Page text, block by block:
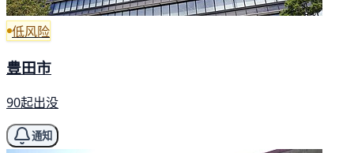
低风险
豊田市
90起出没
通知